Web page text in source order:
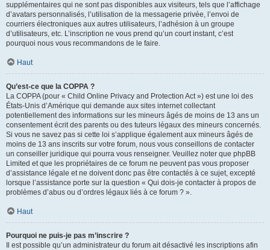
supplémentaires qui ne sont pas disponibles aux visiteurs, tels que l’affichage
d’avatars personnalisés, l’utilisation de la messagerie privée, l’envoi de
courriers électroniques aux autres utilisateurs, l’adhésion à un groupe
d’utilisateurs, etc. L’inscription ne vous prend qu’un court instant, c’est
pourquoi nous vous recommandons de le faire.
Haut
Qu’est-ce que la COPPA ?
La COPPA (pour « Child Online Privacy and Protection Act ») est une loi des
États-Unis d’Amérique qui demande aux sites internet collectant
potentiellement des informations sur les mineurs âgés de moins de 13 ans un
consentement écrit des parents ou des tuteurs légaux des mineurs concernés.
Si vous ne savez pas si cette loi s’applique également aux mineurs âgés de
moins de 13 ans inscrits sur votre forum, nous vous conseillons de contacter
un conseiller juridique qui pourra vous renseigner. Veuillez noter que phpBB
Limited et que les propriétaires de ce forum ne peuvent pas vous proposer
d’assistance légale et ne doivent donc pas être contactés à ce sujet, excepté
lorsque l’assistance porte sur la question « Qui dois-je contacter à propos de
problèmes d’abus ou d’ordres légaux liés à ce forum ? ».
Haut
Pourquoi ne puis-je pas m’inscrire ?
Il est possible qu’un administrateur du forum ait désactivé les inscriptions afin